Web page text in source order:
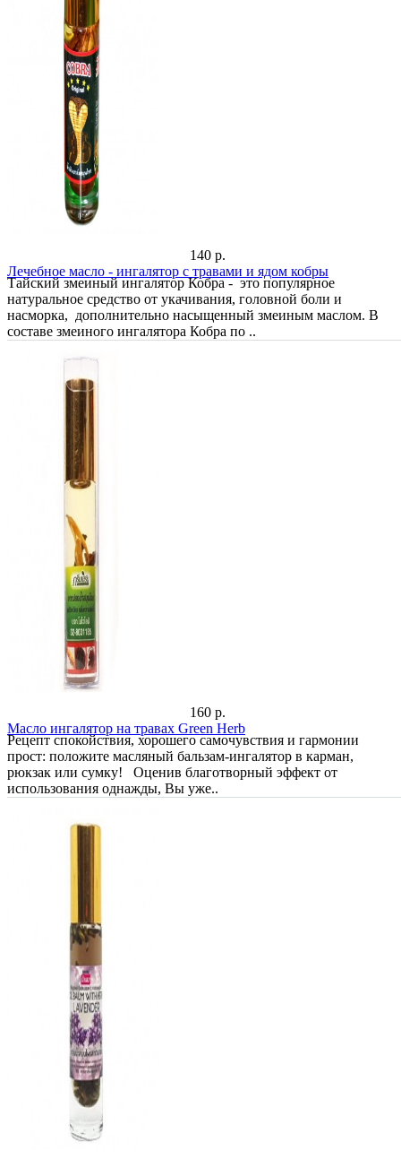
140 р.
Лечебное масло - ингалятор с травами и ядом кобры
Тайский змеиный ингалятор Кобра - это популярное
натуральное средство от укачивания, головной боли и
насморка, дополнительно насыщенный змеиным маслом. В
составе змеиного ингалятора Кобра по ..
160 р.
Масло ингалятор на травах Green Herb
Рецепт спокойствия, хорошего самочувствия и гармонии
прост: положите масляный бальзам-ингалятор в карман,
рюкзак или сумку! Оценив благотворный эффект от
использования однажды, Вы уже..